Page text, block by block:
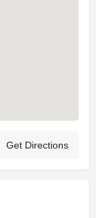
Get Directions